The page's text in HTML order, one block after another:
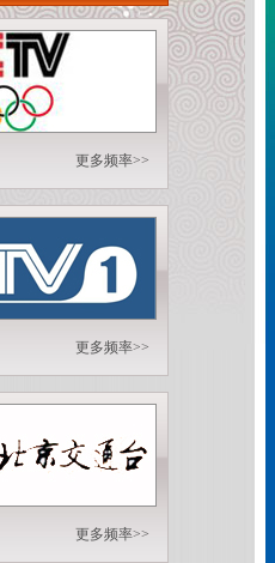
更多频率>>
更多频率>>
更多频率>>